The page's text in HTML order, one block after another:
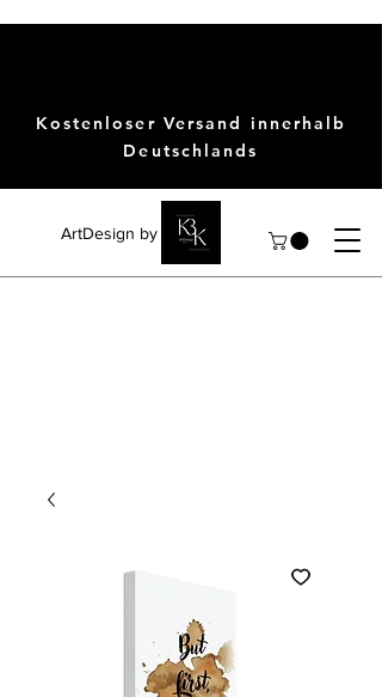
ArtDesign by KBK
Kostenloser Versand innerhalb
Deutschlands